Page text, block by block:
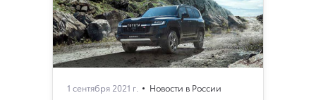
1 сентября 2021 г. Новости в России